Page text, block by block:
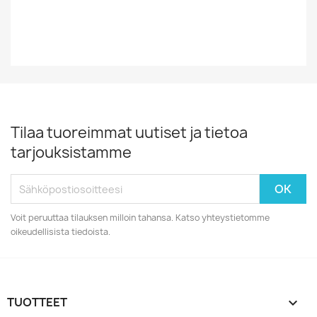
Tilaa tuoreimmat uutiset ja tietoa
tarjouksistamme
Voit peruuttaa tilauksen milloin tahansa. Katso yhteystietomme
oikeudellisista tiedoista.
TUOTTEET 